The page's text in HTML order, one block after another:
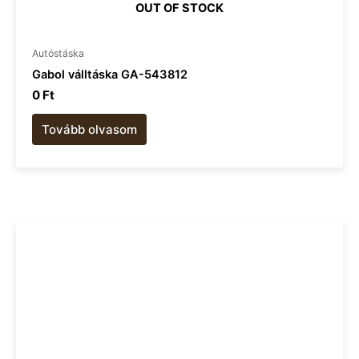
OUT OF STOCK
Autóstáska
Gabol válltáska GA-543812
0 Ft
Tovább olvasom